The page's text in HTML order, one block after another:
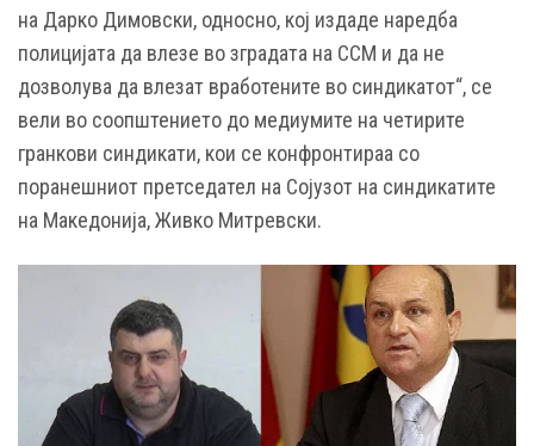
на Дарко Димовски, односно, кој издаде наредба
полицијата да влезе во зградата на ССМ и да не
дозволува да влезат вработените во синдикатот“, се
вели во соопштението до медиумите на четирите
гранкови синдикати, кои се конфронтираа со
поранешниот претседател на Сојузот на синдикатите
на Македонија, Живко Митревски.